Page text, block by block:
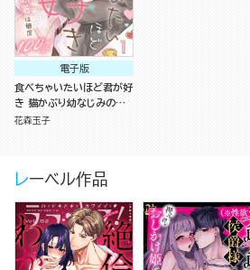
電子版
食べちゃいたいほど君が好
き 猫かぶり幼なじみの執
着は糖度100％（分冊版）
花森玉子
レーベル作品